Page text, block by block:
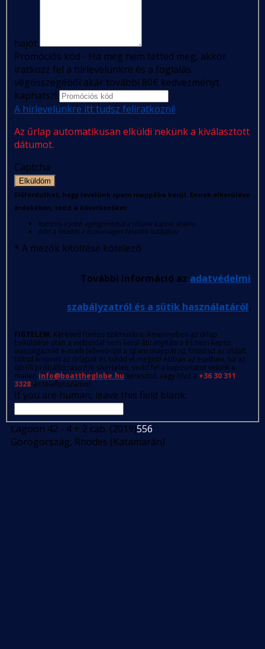
hajót
Promóciós kód - Ha még nem tetted meg, akkor
iratkozz fel a hírlevelünkre és a foglalás
végösszegéből akár további 80€ kedvezményt
kaphatsz!
A hírlevelünkre itt tudsz feliratkozni!
Az űrlap automatikusan elküldi nekünk a kiválasztott
dátumot.
Captcha
Elküldöm
Előfordulhat, hogy levelünk spam mappába kerül. Ennek elkerülése
érdekében, tedd a következőket:
Kattints a jobb egérgombbal a tőlünk kapott levélre
Add a feladót a biztonságos feladók listájához
* A mezők kitöltése kötelező
További információ az adatvédelmi
szabályzatról és a sütik használatáról.
FIGYELEM: Kérésed fontos számunkra. Amennyiben az űrlap
beküldése után a weboldal nem kerül átirányításra és nem kapsz
visszaigazoló e-mailt (ellenőrizd a spam mappát is), frissítsd az oldalt,
töltsd ki ismét az űrlapot és küldd el megint! Abban az esetben, ha az
újbóli próbálkozásod is sikertelen, vedd fel a kapcsolatot velünk e-
mailen info@boattheglobe.hu keresztül, vagy hívd a +36 30 311
3328-as telefonszámot.
If you are human, leave this field blank.
Lagoon 42 - 4 + 2 cab. (2019)556
Görögország, Rhodes (Katamarán)